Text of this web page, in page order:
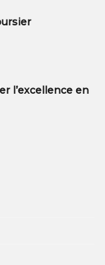
l’excellence en